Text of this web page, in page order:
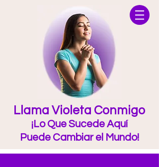
Llama Violeta Conmigo
¡Lo Que Sucede Aquí
Puede Cambiar el Mundo!